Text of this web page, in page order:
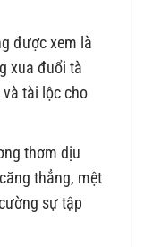
được xem là
xua đuổi tà
tài lộc cho
thơm dịu
thẳng, mệt
sự tập